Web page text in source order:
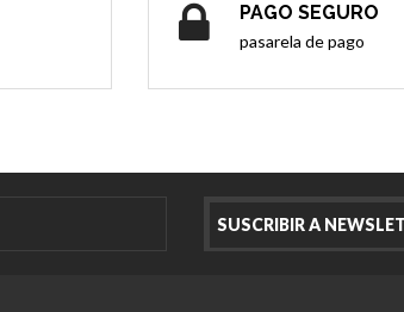
PAGO SEGURO
pasarela de pago